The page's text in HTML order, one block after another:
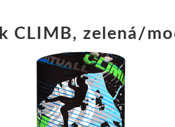
Zimní čepice na
Kukly
CLIMB, zelená/